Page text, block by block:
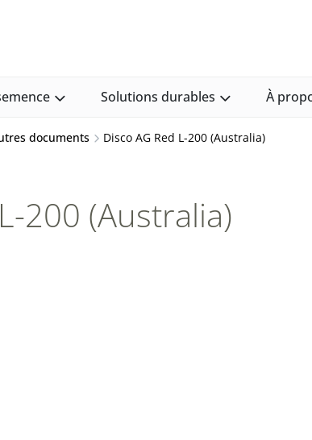
Solutions durables À
documents Disco AG Red L-200 (Australia)
200 (Australia)